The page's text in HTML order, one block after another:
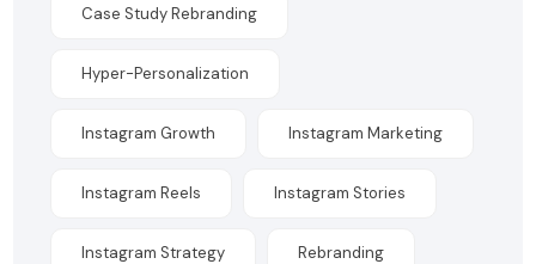
Case Study Rebranding
Hyper-Personalization
Instagram Growth Instagram Marketing
Instagram Reels Instagram Stories
Instagram Strategy Rebranding